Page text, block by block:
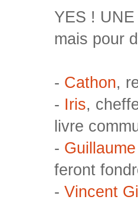
YES !
mais pour
- Cathon,
- Iris,
livre
-
feront
- Vincent